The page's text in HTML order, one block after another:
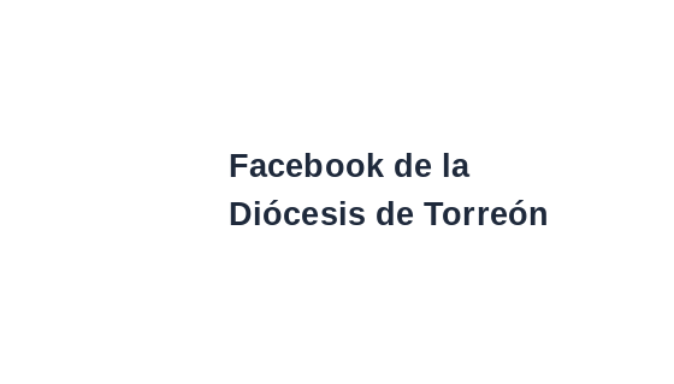
Facebook de la
Diócesis de Torreón